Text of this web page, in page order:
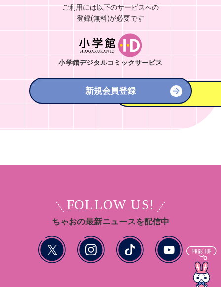
ご利用には以下のサービスへの
登録(無料)が必要です
小学館デジタルコミックサービス
新規会員登録
FOLLOW US!
ちゃおの最新ニュースを配信中